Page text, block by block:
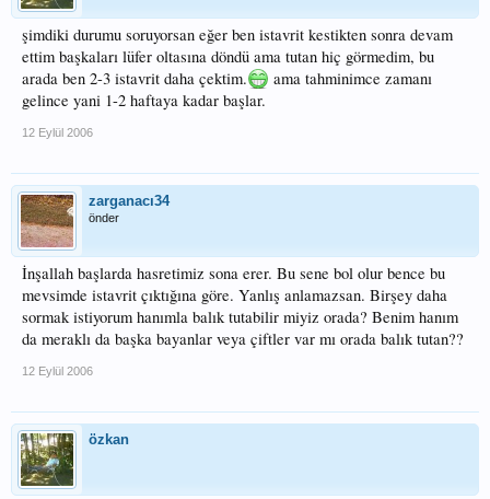
şimdiki durumu soruyorsan eğer ben istavrit kestikten sonra devam
ettim başkaları lüfer oltasına döndü ama tutan hiç görmedim, bu
arada ben 2-3 istavrit daha çektim.
ama tahminimce zamanı
gelince yani 1-2 haftaya kadar başlar.
12 Eylül 2006
zarganacı34
önder
İnşallah başlarda hasretimiz sona erer. Bu sene bol olur bence bu
mevsimde istavrit çıktığına göre. Yanlış anlamazsan. Birşey daha
sormak istiyorum hanımla balık tutabilir miyiz orada? Benim hanım
da meraklı da başka bayanlar veya çiftler var mı orada balık tutan??
12 Eylül 2006
özkan